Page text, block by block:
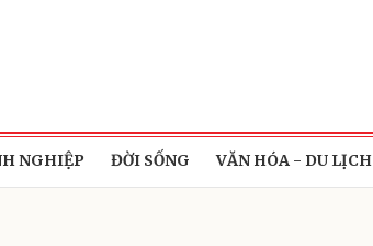
NGHIỆP ĐỜI SỐNG VĂN HÓA - DU LỊCH